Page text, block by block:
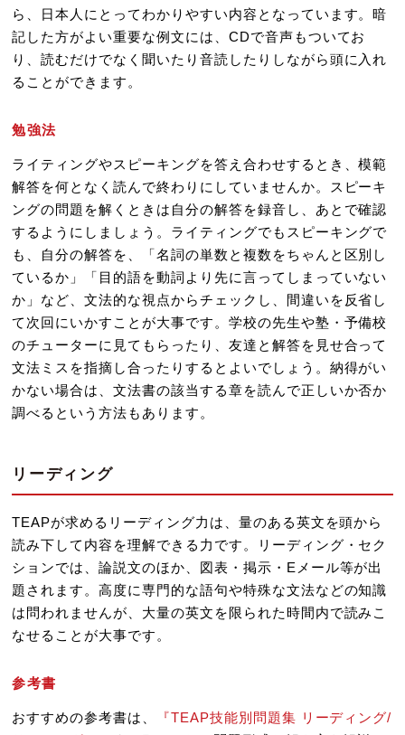
ら、日本人にとってわかりやすい内容となっています。暗
記した方がよい重要な例文には、CDで音声もついてお
り、読むだけでなく聞いたり音読したりしながら頭に入れ
ることができます。
勉強法
ライティングやスピーキングを答え合わせするとき、模範
解答を何となく読んで終わりにしていませんか。スピーキ
ングの問題を解くときは自分の解答を録音し、あとで確認
するようにしましょう。ライティングでもスピーキングで
も、自分の解答を、「名詞の単数と複数をちゃんと区別し
ているか」「目的語を動詞より先に言ってしまっていない
か」など、文法的な視点からチェックし、間違いを反省し
て次回にいかすことが大事です。学校の先生や塾・予備校
のチューターに見てもらったり、友達と解答を見せ合って
文法ミスを指摘し合ったりするとよいでしょう。納得がい
かない場合は、文法書の該当する章を読んで正しいか否か
調べるという方法もあります。
リーディング
TEAPが求めるリーディング力は、量のある英文を頭から
読み下して内容を理解できる力です。リーディング・セク
ションでは、論説文のほか、図表・掲示・Eメール等が出
題されます。高度に専門的な語句や特殊な文法などの知識
は問われませんが、大量の英文を限られた時間内で読みこ
なせることが大事です。
参考書
おすすめの参考書は、
『TEAP技能別問題集 リーディング/